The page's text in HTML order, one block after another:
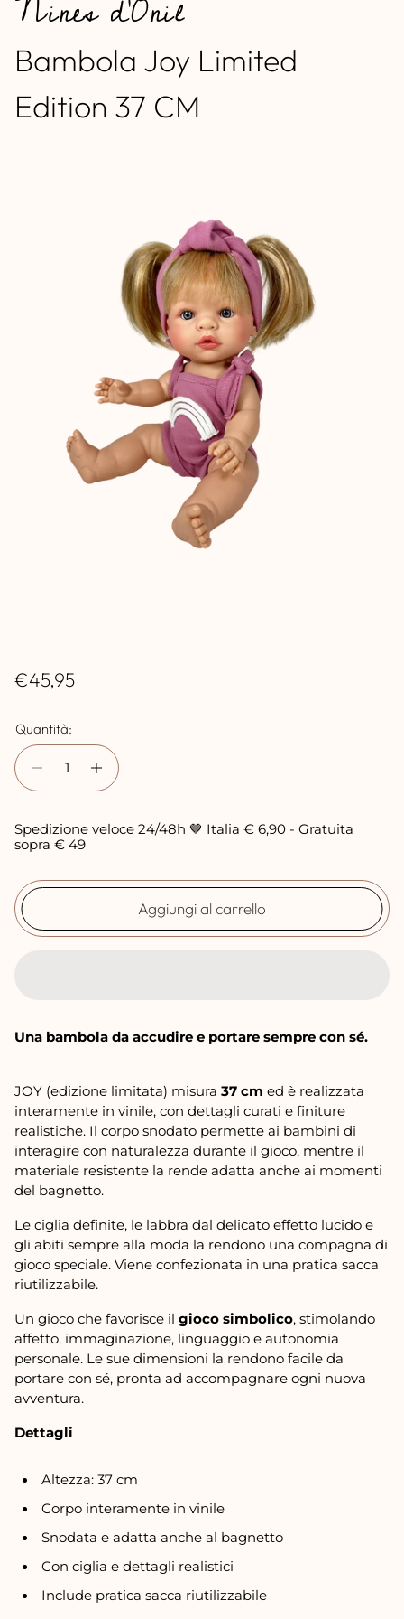
Nines d'Onil
Bambola Joy Limited
Edition 37 CM
P
e
z
z
o
n
r
m
€45,95
Quantità:
Spedizione veloce 24/48h 🤎 Italia € 6,90 - Gratuita
sopra € 49
Aggiungi al carrello
Una bambola da accudire e portare sempre con sé.
JOY (edizione limitata) misura 37 cm ed è realizzata
interamente in vinile, con dettagli curati e finiture
realistiche. Il corpo snodato permette ai bambini di
interagire con naturalezza durante il gioco, mentre il
materiale resistente la rende adatta anche ai momenti
del bagnetto.
Le ciglia definite, le labbra dal delicato effetto lucido e
gli abiti sempre alla moda la rendono una compagna di
gioco speciale. Viene confezionata in una pratica sacca
riutilizzabile.
Un gioco che favorisce il gioco simbolico, stimolando
affetto, immaginazione, linguaggio e autonomia
personale. Le sue dimensioni la rendono facile da
portare con sé, pronta ad accompagnare ogni nuova
avventura.
Dettagli
Altezza: 37 cm
Corpo interamente in vinile
Snodata e adatta anche al bagnetto
Con ciglia e dettagli realistici
Include pratica sacca riutilizzabile